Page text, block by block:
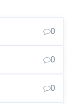
0
0
0